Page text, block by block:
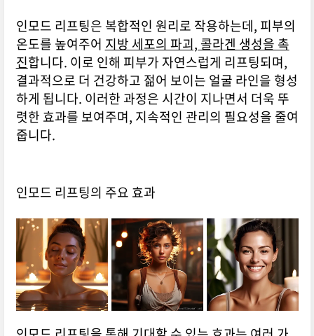
인모드 리프팅은 복합적인 원리로 작용하는데, 피부의
온도를 높여주어 지방 세포의 파괴, 콜라겐 생성을 촉
진합니다. 이로 인해 피부가 자연스럽게 리프팅되며,
결과적으로 더 건강하고 젊어 보이는 얼굴 라인을 형성
하게 됩니다. 이러한 과정은 시간이 지나면서 더욱 뚜
렷한 효과를 보여주며, 지속적인 관리의 필요성을 줄여
줍니다.
인모드 리프팅의 주요 효과